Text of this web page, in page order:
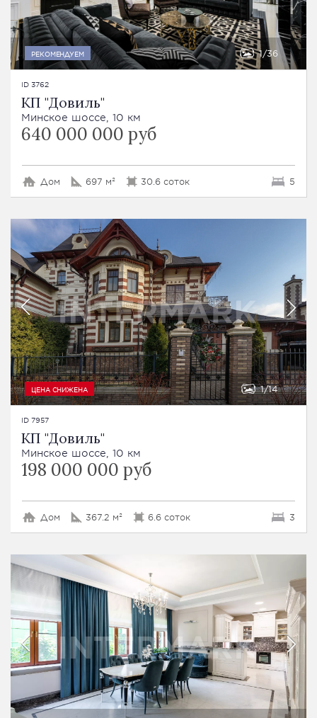
РЕКОМЕНДУЕМ 1 36
ID 3762
КП "Довиль"
Минское шоссе, 10 км
640 000 000 руб
Дом 697 м² 30.6 соток 5
ЦЕНА СНИЖЕНА 1 14
ID 7957
КП "Довиль"
Минское шоссе, 10 км
198 000 000 руб
Дом 367.2 м² 6.6 соток 3